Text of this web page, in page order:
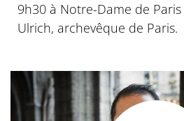
9h30 à Notre-Dame de
Ulrich, archevêque de Paris.